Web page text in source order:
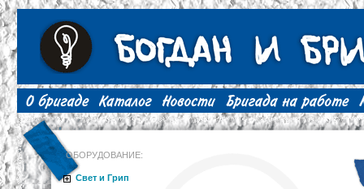
ОБОРУДОВАНИЕ:
Свет и Грип